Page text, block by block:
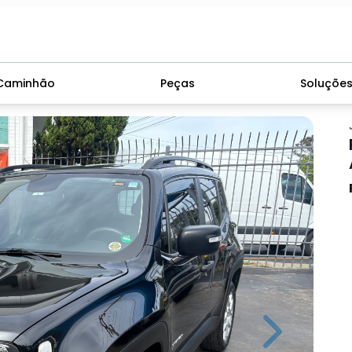
Peças
Next